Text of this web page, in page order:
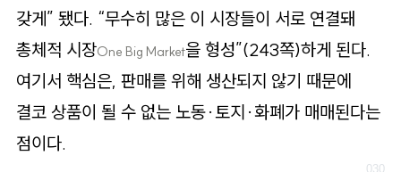
갖게” 됐다. “무수히 많은 이 시장들이 서로 연결돼
총체적 시장One Big Market을 형성”(243쪽)하게 된다.
여기서 핵심은, 판매를 위해 생산되지 않기 때문에
결코 상품이 될 수 없는 노동·토지·화폐가 매매된다는
점이다.